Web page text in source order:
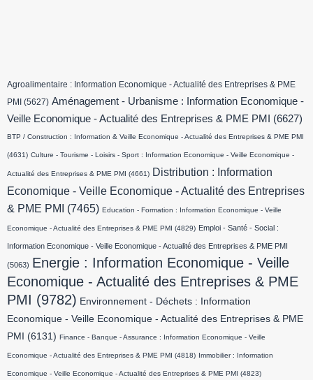
Agroalimentaire : Information Economique - Actualité des Entreprises & PME
PMI (5627) Aménagement - Urbanisme : Information Economique -
Veille Economique - Actualité des Entreprises & PME PMI
(6627)
BTP / Construction : Information & Veille Economique - Actualité des Entreprises & PME PMI
(4631) Culture - Tourisme - Loisirs - Sport : Information Economique - Veille Economique -
Actualité des Entreprises & PME PMI (4661) Distribution : Information
Economique - Veille Economique - Actualité des Entreprises
& PME PMI
(7465) Education - Formation : Information Economique - Veille
Economique - Actualité des Entreprises & PME PMI (4829) Emploi - Santé - Social :
Information Economique - Veille Economique - Actualité des Entreprises & PME PMI
(5063) Energie : Information Economique - Veille
Economique - Actualité des Entreprises & PME
PMI (9782) Environnement - Déchets : Information
Economique - Veille Economique - Actualité des Entreprises & PME
PMI
(6131) Finance - Banque - Assurance : Information Economique - Veille
Economique - Actualité des Entreprises & PME PMI (4818) Immobilier : Information
Economique - Veille Economique - Actualité des Entreprises & PME PMI (4823)